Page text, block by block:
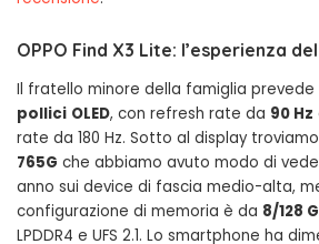
OPPO Find X3 Lite: l’esperienza
Il fratello minore della famiglia prevede
pollici OLED, con refresh rate da 90 Hz
rate da 180 Hz. Sotto al display
765G che abbiamo avuto modo di
anno sui device di fascia medio-alta,
configurazione di memoria è da 8/128
LPDDR4 e UFS 2.1. Lo smartphone ha